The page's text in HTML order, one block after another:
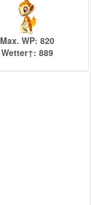
Max. WP: 820
Wetter↑: 889